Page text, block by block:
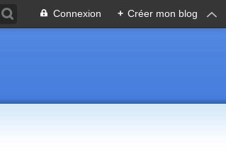
Connexion + Créer mon blog